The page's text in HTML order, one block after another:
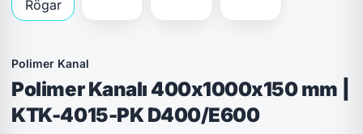
Polimer Kanal
Polimer Kanalı 400x1000x150 mm |
KTK-4015-PK D400/E600